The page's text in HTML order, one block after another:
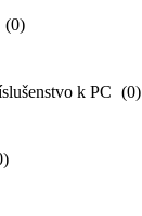
(0)
k PC (0)
)